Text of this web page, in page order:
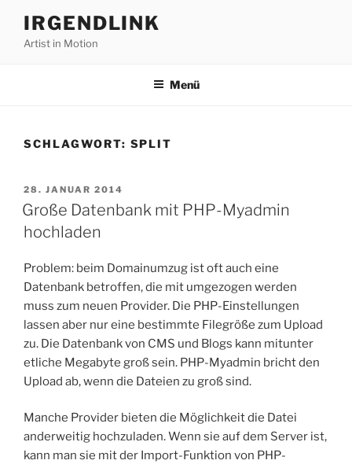
Inhalt
springen
IRGENDLINK
Artist in Motion
Menü
SCHLAGWORT: SPLIT
VERÖFFENTLICHT
AM
28. JANUAR 2014
Große Datenbank mit PHP-Myadmin
hochladen
Problem: beim Domainumzug ist oft auch eine
Datenbank betroffen, die mit umgezogen werden
muss zum neuen Provider. Die PHP-Einstellungen
lassen aber nur eine bestimmte Filegröße zum Upload
zu. Die Datenbank von CMS und Blogs kann mitunter
etliche Megabyte groß sein. PHP-Myadmin bricht den
Upload ab, wenn die Dateien zu groß sind.
Manche Provider bieten die Möglichkeit die Datei
anderweitig hochzuladen. Wenn sie auf dem Server ist,
kann man sie mit der Import-Funktion von PHP-